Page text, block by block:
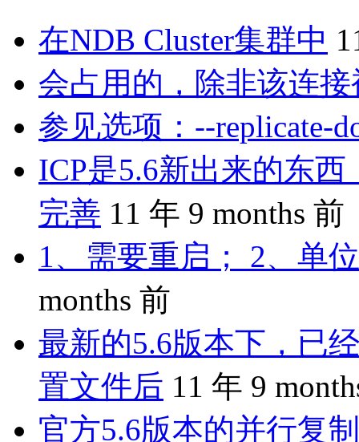
在NDB Cluster集群中
会占用的，除非该连
参见选项：--replicate-
ICP是5.6新出来的东
完善 11 年 9 months 前
1、需要重启； 2、单
months 前
最新的5.6版本下，已
置文件后 11 年 9
官方5.6版本的并行复